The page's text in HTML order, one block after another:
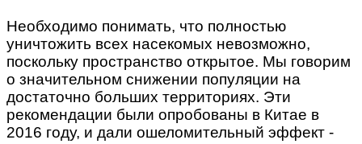
Необходимо понимать, что полностью
уничтожить всех насекомых невозможно,
поскольку пространство открытое. Мы говорим
о значительном снижении популяции на
достаточно больших территориях. Эти
рекомендации были опробованы в Китае в
2016 году, и дали ошеломительный эффект -